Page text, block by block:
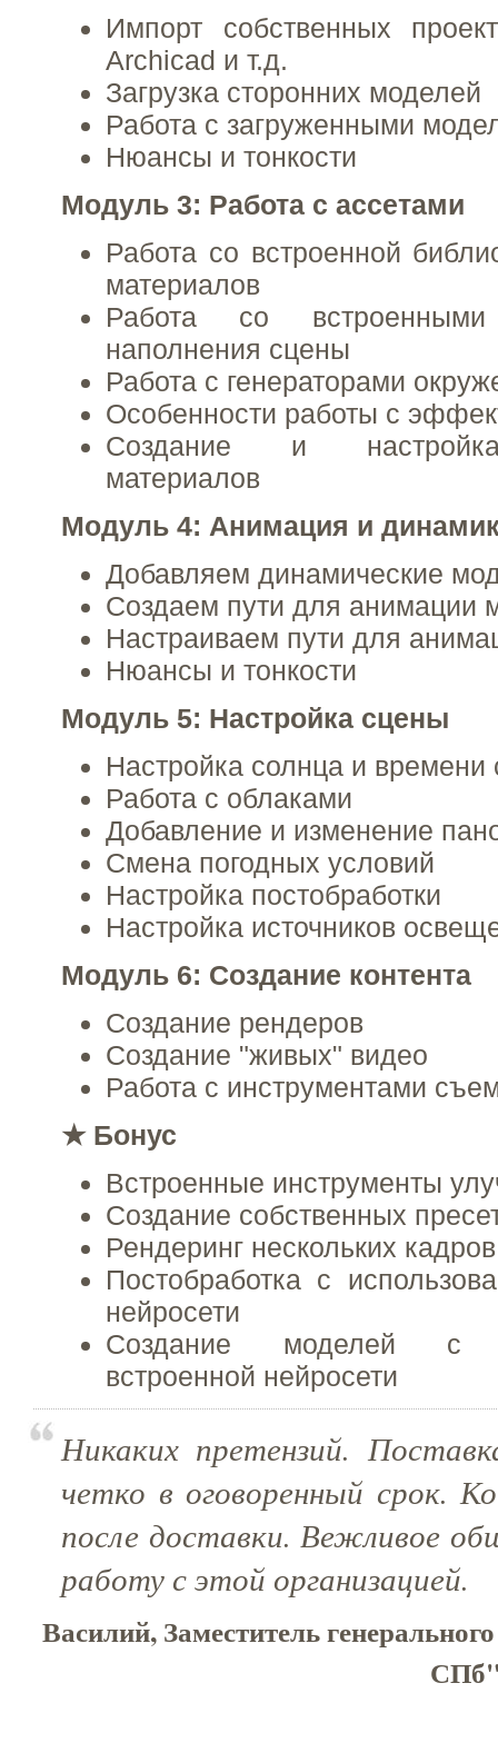
Импорт собственных
Archicad и т.д.
Загрузка сторонних моделей
Работа с загруженными
Нюансы и тонкости
Модуль 3: Работа с ассетами
Работа со встроенной
материалов
Работа со встроенными
наполнения сцены
Работа с генераторами
Особенности работы с
Создание и
материалов
Модуль 4: Анимация и
Добавляем динамические
Создаем пути для анимации
Настраиваем пути для
Нюансы и тонкости
Модуль 5: Настройка сцены
Настройка солнца и времени
Работа с облаками
Добавление и изменение
Смена погодных условий
Настройка постобработки
Настройка источников
Модуль 6: Создание контента
Создание рендеров
Создание "живых" видео
Работа с инструментами
★Бонус
Встроенные инструменты
Создание собственных
Рендеринг нескольких кадров
Постобработка с
нейросети
Создание моделей с
встроенной нейросети
Никаких претензий.
четко в оговоренный срок.
после доставки. Вежливое
работу с этой организацией.
Василий, Заместитель